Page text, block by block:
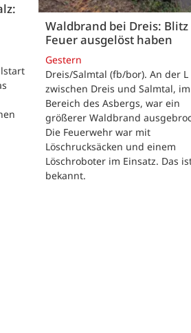
Waldbrand bei Dreis: Blitz
Feuer ausgelöst haben
Gestern
Dreis/Salmtal (fb/bor). An der L
zwischen Dreis und Salmtal, im
Bereich des Asbergs, war ein
größerer Waldbrand
Die Feuerwehr war mit
Löschrucksäcken und einem
Löschroboter im Einsatz. Das
bekannt.